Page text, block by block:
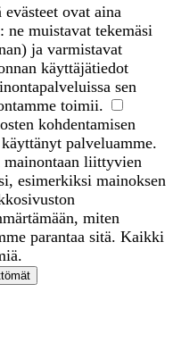
evästeet ovat aina
muistavat tekemäsi
ja varmistavat
käyttäjätiedot
sen
toimii.
kohdentamisen
palveluamme.
liittyvien
esimerkiksi mainoksen
miten
parantaa sitä. Kaikki